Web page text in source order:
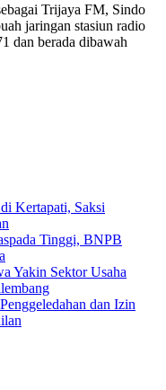
Trijaya FM, Sindo
jaringan stasiun radio
dan berada dibawah
Kertapati, Saksi
Tinggi, BNPB
Yakin Sektor Usaha
dan Izin